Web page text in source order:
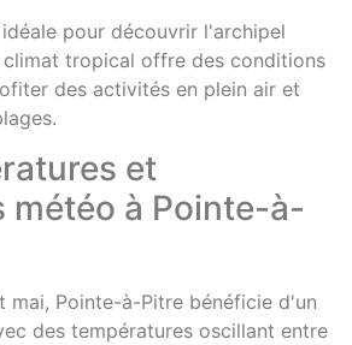
pour découvrir l'archipel
climat tropical offre des conditions
des activités en plein air et
et
météo à Pointe-à-
mai, Pointe-à-Pitre bénéficie d'un
des températures oscillant entre